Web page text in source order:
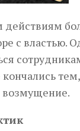
действиям
с властью.